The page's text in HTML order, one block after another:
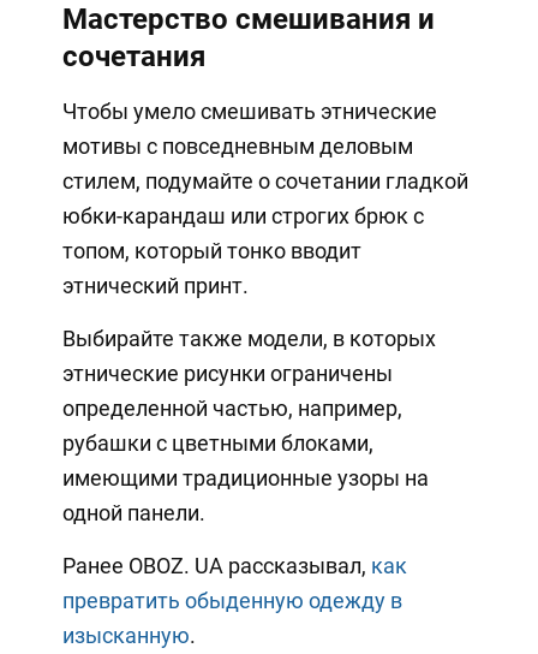
Мастерство смешивания и
сочетания
Чтобы умело смешивать этнические
мотивы с повседневным деловым
стилем, подумайте о сочетании гладкой
юбки-карандаш или строгих брюк с
топом, который тонко вводит
этнический принт.
Выбирайте также модели, в которых
этнические рисунки ограничены
определенной частью, например,
рубашки с цветными блоками,
имеющими традиционные узоры на
одной панели.
Ранее OBOZ. UA рассказывал, как
превратить обыденную одежду в
изысканную.